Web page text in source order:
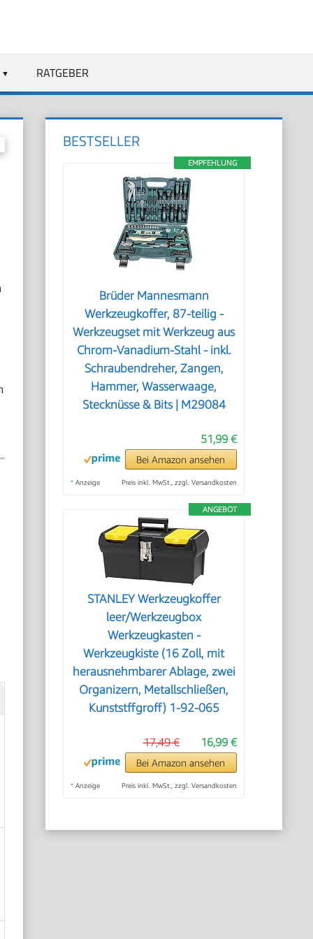
RATGEBER
BESTSELLER
EMPFEHLUNG
Brüder Mannesmann
Werkzeugkoffer, 87-teilig -
Werkzeugset mit Werkzeug aus
Chrom-Vanadium-Stahl - inkl.
Schraubendreher, Zangen,
Hammer, Wasserwaage,
Stecknüsse & Bits | M29084
51,99 €
Bei Amazon ansehen
* Anzeige Preis inkl. MwSt., zzgl. Versandkosten
ANGEBOT
STANLEY Werkzeugkoffer
leer/Werkzeugbox
Werkzeugkasten -
Werkzeugkiste (16 Zoll, mit
herausnehmbarer Ablage, zwei
Organizern, Metallschließen,
Kunststffgroff) 1-92-065
16,99 €
17,49 €
Bei Amazon ansehen
* Anzeige Preis inkl. MwSt., zzgl. Versandkosten